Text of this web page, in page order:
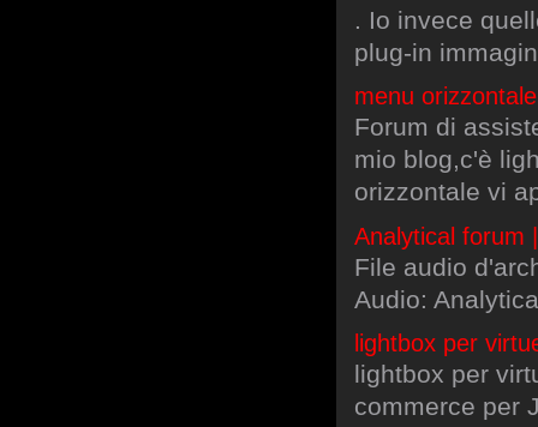
. Io invece
plug-in
menu
Forum di
mio blog,c'è
orizzontale vi
Analytical forum
File audio
Audio:
lightbox per
lightbox per
commerce per